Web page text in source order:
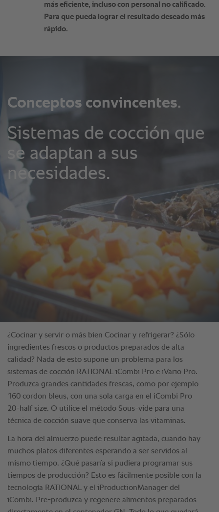
más eficiente, incluso con personal no calificado.
Para que pueda lograr el resultado deseado más
rápido.
¿Cocinar y servir o más bien Cocinar y refrigerar? ¿Sólo
ingredientes frescos o productos preparados de alta
calidad? Nada de esto supone un problema para los
sistemas de cocción RATIONAL iCombi Pro e iVario Pro.
Produzca grandes cantidades frescas, como por ejemplo
160 cordon bleus, con una sola carga en el iCombi Pro
20-half size. O utilice el método Sous-vide para una
técnica de cocción suave que conserva las vitaminas.
La hora del almuerzo puede resultar agitada, cuando hay
muchos platos diferentes esperando a ser servidos al
mismo tiempo. ¿Qué pasaría si pudiera programar sus
tiempos de producción? Esto es fácilmente posible con la
tecnología RATIONAL y el iProductionManager del
iCombi. Pre-produzca y regenere alimentos preparados